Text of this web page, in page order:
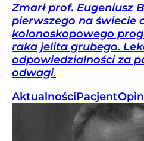
Zmarł prof. Eugeniusz
pierwszego na świecie
kolonoskopowego
raka jelita grubego.
odpowiedzialności za
odwagi.
AktualnościPacjent